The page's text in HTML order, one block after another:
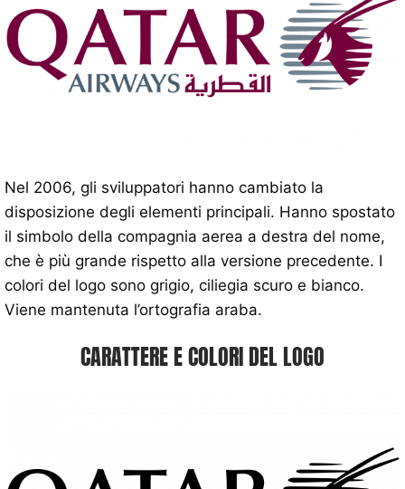
Nel 2006, gli sviluppatori hanno cambiato la
disposizione degli elementi principali. Hanno spostato
il simbolo della compagnia aerea a destra del nome,
che è più grande rispetto alla versione precedente. I
colori del logo sono grigio, ciliegia scuro e bianco.
Viene mantenuta l’ortografia araba.
CARATTERE E COLORI DEL LOGO